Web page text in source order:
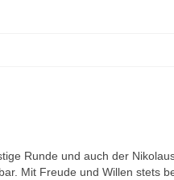
Runde und auch der
Mit Freude und Willen stets